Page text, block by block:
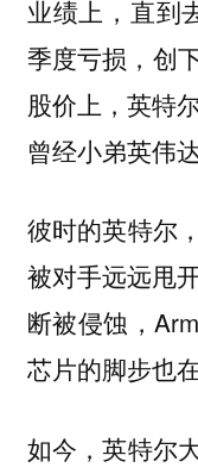
业绩上，直到
季度亏损，创
股价上，英特
曾经小弟英伟
彼时的英特尔
被对手远远甩
断被侵蚀，
芯片的脚步也
如今，英特尔